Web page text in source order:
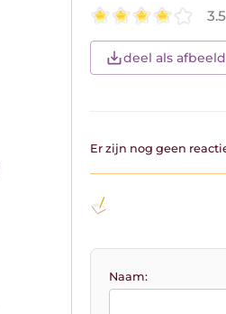
deel als
Er zijn nog geen
Naam: